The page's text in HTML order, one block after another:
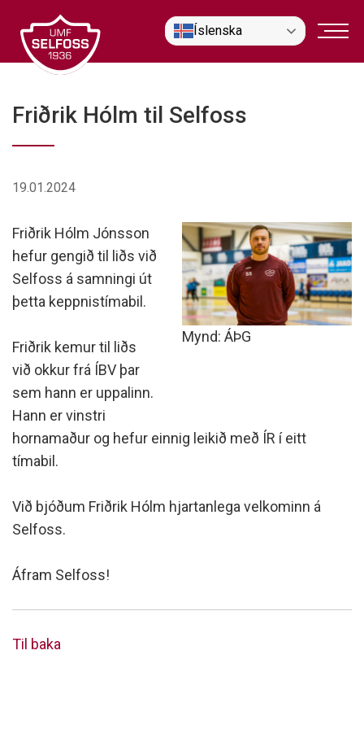
efni
Íslenska
Friðrik Hólm til Selfoss
19.01.2024
Mynd: ÁÞG
Friðrik Hólm Jónsson
hefur gengið til liðs við
Selfoss á samningi út
þetta keppnistímabil.
Friðrik kemur til liðs
við okkur frá ÍBV þar
sem hann er uppalinn.
Hann er vinstri
hornamaður og hefur einnig leikið með ÍR í eitt
tímabil.
Við bjóðum Friðrik Hólm hjartanlega velkominn á
Selfoss.
Áfram Selfoss!
Til baka